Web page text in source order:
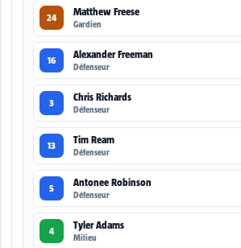
24 Matthew Freese
Gardien
16 Alexander Freeman
Défenseur
3 Chris Richards
Défenseur
13 Tim Ream
Défenseur
5 Antonee Robinson
Défenseur
4 Tyler Adams
Milieu